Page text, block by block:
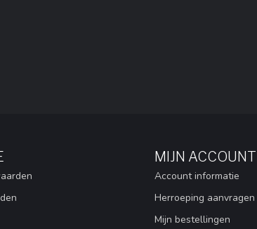
MIJN ACCOUNT
Account informatie
Herroeping aanvragen
Mijn bestellingen